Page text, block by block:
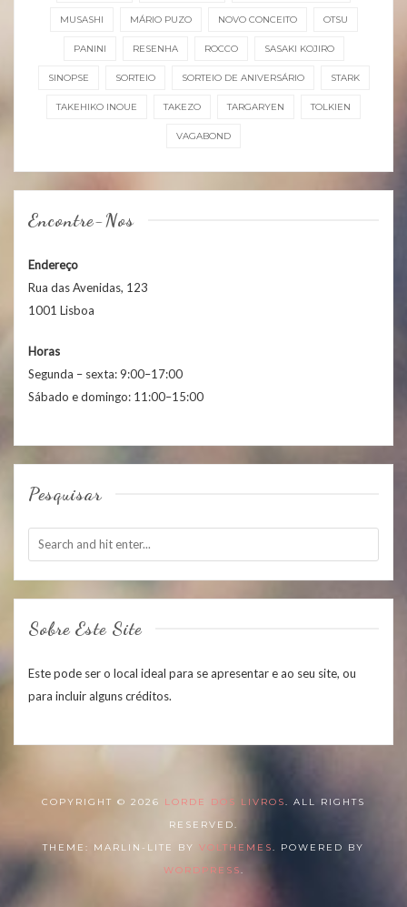
MUSASHI MÁRIO PUZO NOVO CONCEITO OTSU
PANINI RESENHA ROCCO SASAKI KOJIRO
SINOPSE SORTEIO SORTEIO DE ANIVERSÁRIO STARK
TAKEHIKO INOUE TAKEZO TARGARYEN TOLKIEN
VAGABOND
Encontre-Nos
Endereço
Rua das Avenidas, 123
1001 Lisboa
Horas
Segunda – sexta: 9:00–17:00
Sábado e domingo: 11:00–15:00
Pesquisar
Sobre Este Site
Este pode ser o local ideal para se apresentar e ao seu site, ou
para incluir alguns créditos.
COPYRIGHT © 2026 LORDE DOS LIVROS. ALL RIGHTS
RESERVED.
THEME: MARLIN-LITE BY VOLTHEMES. POWERED BY
WORDPRESS.